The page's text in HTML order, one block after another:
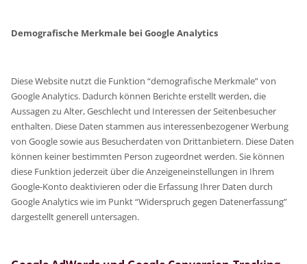
Demografische Merkmale bei Google Analytics
Diese Website nutzt die Funktion “demografische Merkmale” von
Google Analytics. Dadurch können Berichte erstellt werden, die
Aussagen zu Alter, Geschlecht und Interessen der Seitenbesucher
enthalten. Diese Daten stammen aus interessenbezogener Werbung
von Google sowie aus Besucherdaten von Drittanbietern. Diese Daten
können keiner bestimmten Person zugeordnet werden. Sie können
diese Funktion jederzeit über die Anzeigeneinstellungen in Ihrem
Google-Konto deaktivieren oder die Erfassung Ihrer Daten durch
Google Analytics wie im Punkt “Widerspruch gegen Datenerfassung”
dargestellt generell untersagen.